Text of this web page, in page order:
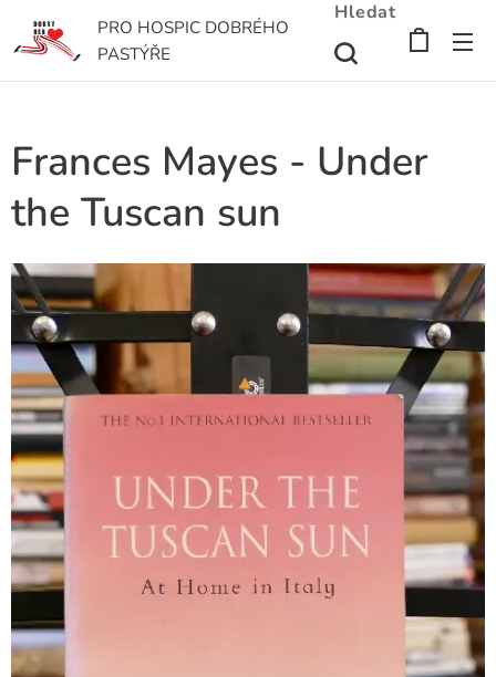
PRO HOSPIC DOBRÉHO
PASTÝŘE
Hledat
Frances Mayes - Under
the Tuscan sun